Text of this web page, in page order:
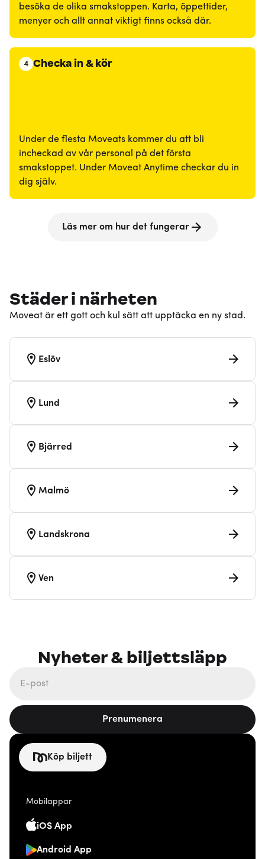
besöka de olika smakstoppen. Karta, öppettider,
menyer och allt annat viktigt finns också där.
4 Checka in & kör
Under de flesta Moveats kommer du att bli
incheckad av vår personal på det första
smakstoppet. Under Moveat Anytime checkar du in
dig själv.
Läs mer om hur det fungerar
Städer i närheten
Moveat är ett gott och kul sätt att upptäcka en ny stad.
Eslöv
Lund
Bjärred
Malmö
Landskrona
Ven
Nyheter & biljettsläpp
Prenumenera
Köp biljett
Mobilappar
iOS App
Android App